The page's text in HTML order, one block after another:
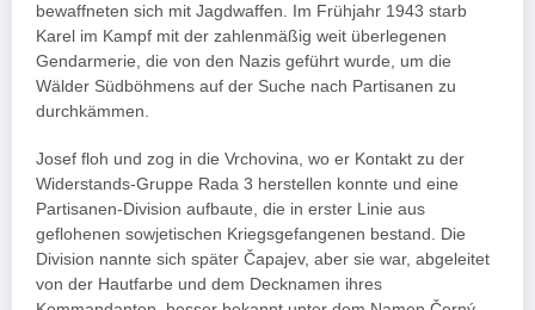
bewaffneten sich mit Jagdwaffen. Im Frühjahr 1943 starb
Karel im Kampf mit der zahlenmäßig weit überlegenen
Gendarmerie, die von den Nazis geführt wurde, um die
Wälder Südböhmens auf der Suche nach Partisanen zu
durchkämmen.
Josef floh und zog in die Vrchovina, wo er Kontakt zu der
Widerstands-Gruppe Rada 3 herstellen konnte und eine
Partisanen-Division aufbaute, die in erster Linie aus
geflohenen sowjetischen Kriegsgefangenen bestand. Die
Division nannte sich später Čapajev, aber sie war, abgeleitet
von der Hautfarbe und dem Decknamen ihres